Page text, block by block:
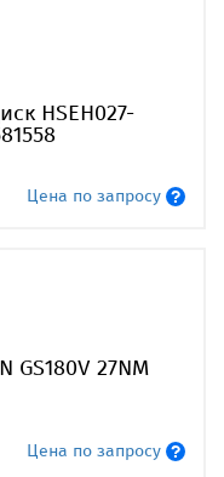
HSEH027-
Цена по запросу
GS180V 27NM
Цена по запросу